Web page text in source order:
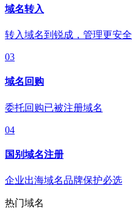
域名转入
转入域名到锐成，管理更安全
03
域名回购
委托回购已被注册域名
04
国别域名注册
企业出海域名品牌保护必选
热门域名